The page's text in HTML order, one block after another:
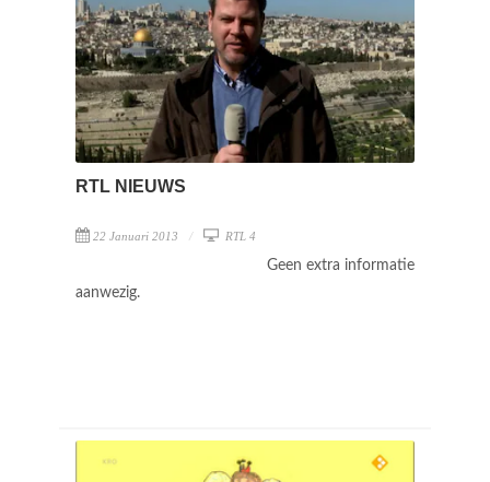
RTL NIEUWS
22 Januari 2013 RTL 4
Geen extra informatie
aanwezig.